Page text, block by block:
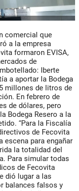
comercial que
a la empresa
formaron EVISA,
de
Iberte
a aportar la Bodega
millones de litros de
En febrero de
de dólares, pero
Bodega Resero a la
“Para la Fiscalía
de Fecovita
escena para engañar
la totalidad del
Para simular todas
de Fecovita
dió lugar a las
balances falsos y